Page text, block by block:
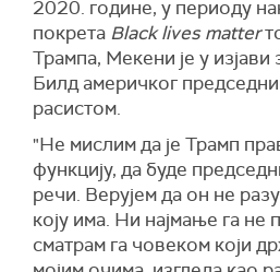
2020. године, у периоду
покрета Black lives matter
Трампа, Мекени је у изјави
Билд америчког
расистом.
"Не мислим да је Трамп
функцију, да буде
речи. Верујем да он не
коју има. Ни најмање га
сматрам га човеком који